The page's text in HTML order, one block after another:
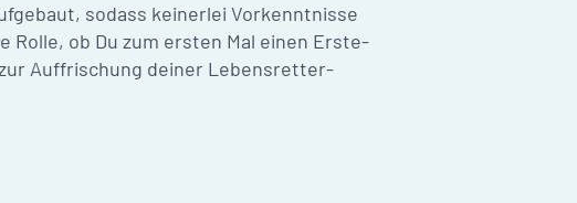
sodass keinerlei Vorkenntnisse
Rolle, ob Du zum ersten Mal einen Erste-
Auffrischung deiner Lebensretter-